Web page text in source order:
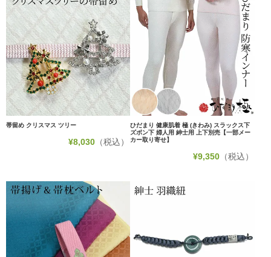
帯留め クリスマス ツリー
¥8,030 （税込）
ひだまり 健康肌着 極 (きわみ) スラックス下
ズボン下 婦人用 紳士用 上下別売【一部メー
カー取り寄せ】
¥9,350（税込）